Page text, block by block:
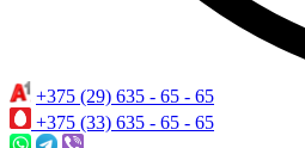
+375 (29) 635 - 65 - 65
+375 (33) 635 - 65 - 65